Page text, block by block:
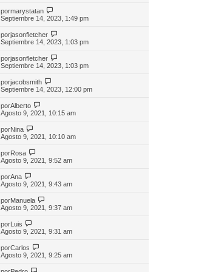
pormarystatan
Septiembre 14, 2023, 1:49 pm
porjasonfletcher
Septiembre 14, 2023, 1:03 pm
porjasonfletcher
Septiembre 14, 2023, 1:03 pm
porjacobsmith
Septiembre 14, 2023, 12:00 pm
porAlberto
Agosto 9, 2021, 10:15 am
porNina
Agosto 9, 2021, 10:10 am
porRosa
Agosto 9, 2021, 9:52 am
porAna
Agosto 9, 2021, 9:43 am
porManuela
Agosto 9, 2021, 9:37 am
porLuis
Agosto 9, 2021, 9:31 am
porCarlos
Agosto 9, 2021, 9:25 am